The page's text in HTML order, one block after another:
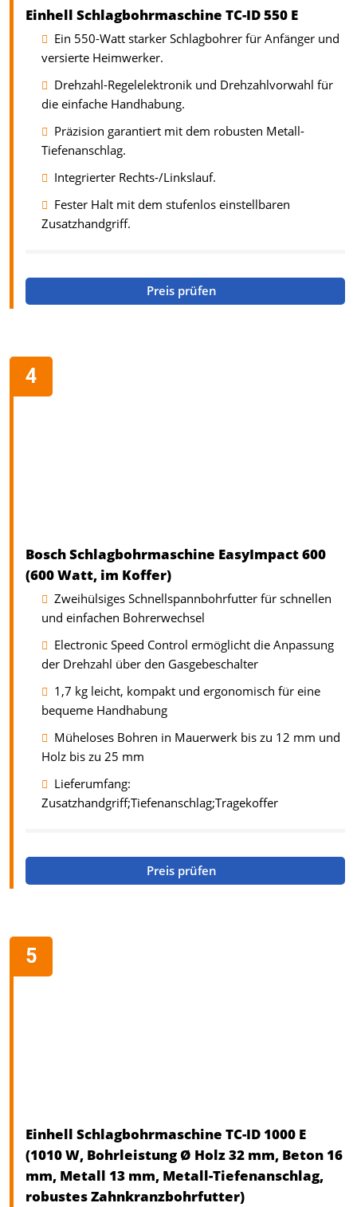
Einhell Schlagbohrmaschine TC-ID 550 E
Ein 550-Watt starker Schlagbohrer für Anfänger und
versierte Heimwerker.
Drehzahl-Regelelektronik und Drehzahlvorwahl für
die einfache Handhabung.
Präzision garantiert mit dem robusten Metall-
Tiefenanschlag.
Integrierter Rechts-/Linkslauf.
Fester Halt mit dem stufenlos einstellbaren
Zusatzhandgriff.
Preis prüfen
Bosch Schlagbohrmaschine EasyImpact 600
(600 Watt, im Koffer)
Zweihülsiges Schnellspannbohrfutter für schnellen
und einfachen Bohrerwechsel
Electronic Speed Control ermöglicht die Anpassung
der Drehzahl über den Gasgebeschalter
1,7 kg leicht, kompakt und ergonomisch für eine
bequeme Handhabung
Müheloses Bohren in Mauerwerk bis zu 12 mm und
Holz bis zu 25 mm
Lieferumfang:
Zusatzhandgriff;Tiefenanschlag;Tragekoffer
Preis prüfen
Einhell Schlagbohrmaschine TC-ID 1000 E
(1010 W, Bohrleistung Ø Holz 32 mm, Beton 16
mm, Metall 13 mm, Metall-Tiefenanschlag,
robustes Zahnkranzbohrfutter)